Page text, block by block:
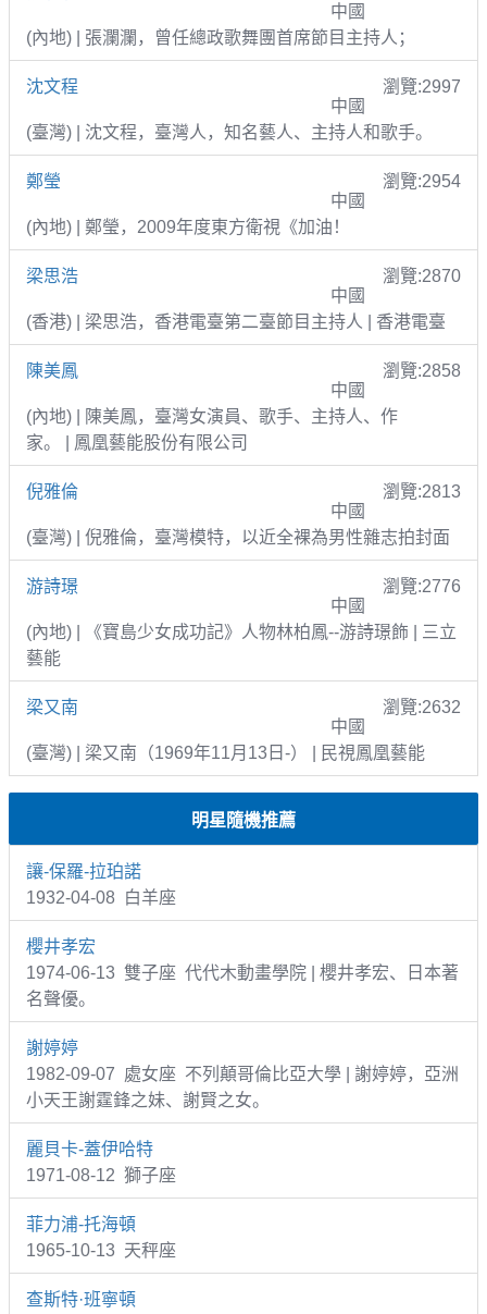
中國
(內地) | 張瀾瀾，曾任總政歌舞團首席節目主持人；
沈文程
瀏覽:2997
中國
(臺灣) | 沈文程，臺灣人，知名藝人、主持人和歌手。
鄭瑩
瀏覽:2954
中國
(內地) | 鄭瑩，2009年度東方衛視《加油！
梁思浩
瀏覽:2870
中國
(香港) | 梁思浩，香港電臺第二臺節目主持人 | 香港電臺
陳美鳳
瀏覽:2858
中國
(內地) | 陳美鳳，臺灣女演員、歌手、主持人、作
家。 | 鳳凰藝能股份有限公司
倪雅倫
瀏覽:2813
中國
(臺灣) | 倪雅倫，臺灣模特，以近全裸為男性雜志拍封面
游詩璟
瀏覽:2776
中國
(內地) | 《寶島少女成功記》人物林柏鳳--游詩璟飾 | 三立
藝能
梁又南
瀏覽:2632
中國
(臺灣) | 梁又南（1969年11月13日-） | 民視鳳凰藝能
明星隨機推薦
讓-保羅-拉珀諾
1932-04-08 白羊座
櫻井孝宏
1974-06-13 雙子座 代代木動畫學院 | 櫻井孝宏、日本著
名聲優。
謝婷婷
1982-09-07 處女座 不列顛哥倫比亞大學 | 謝婷婷，亞洲
小天王謝霆鋒之妹、謝賢之女。
麗貝卡-蓋伊哈特
1971-08-12 獅子座
菲力浦-托海頓
1965-10-13 天秤座
查斯特·班寧頓